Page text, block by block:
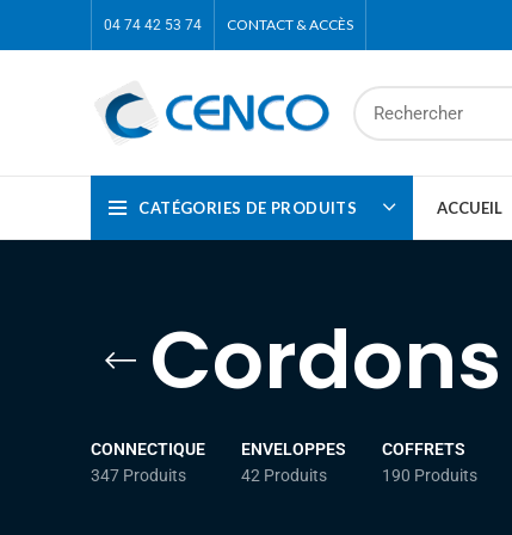
04 74 42 53 74 CONTACT & ACCÈS
CATÉGORIES DE PRODUITS ACCUEIL
Cordons
CONNECTIQUE
347 Produits
ENVELOPPES
42 Produits
COFFRETS
190 Produits